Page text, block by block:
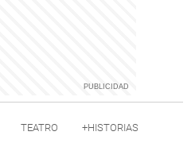
TEATRO
+HISTORIAS